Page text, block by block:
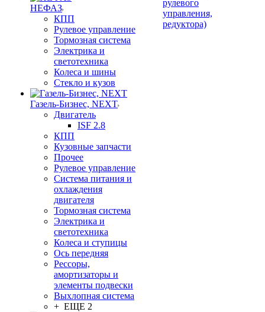
НЕФАЗ
КПП
Рулевое управление
Тормозная система
Электрика и
светотехника
Колеса и шины
Стекло и кузов
Газель-Бизнес, NEXT
Двигатель
ISF 2.8
КПП
Кузовные запчасти
Прочее
Рулевое управление
Система питания и
охлаждения
двигателя
Тормозная система
Электрика и
светотехника
Колеса и ступицы
Ось передняя
Рессоры,
амортизаторы и
элементы подвески
Выхлопная система
+ ЕЩЕ 2
рулевого
управления,
редуктора)